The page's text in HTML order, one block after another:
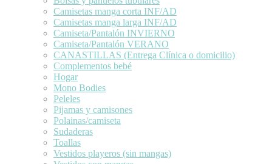
Camisetas manga corta INF/AD
Camisetas manga larga INF/AD
Camiseta/Pantalón INVIERNO
Camiseta/Pantalón VERANO
CANASTILLAS (Entrega Clínica o domicilio)
Complementos bebé
Hogar
Mono Bodies
Peleles
Pijamas y camisones
Polainas/camiseta
Sudaderas
Toallas
Vestidos playeros (sin mangas)